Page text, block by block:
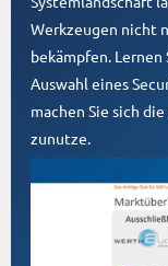
Werkzeugen nicht
bekämpfen.
Auswahl eines
machen Sie sich
zunutze.